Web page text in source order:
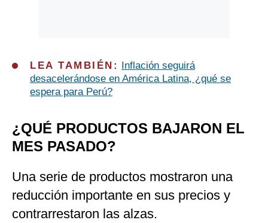
LEA TAMBIÉN:
Inflación seguirá
desacelerándose en América Latina, ¿qué se
espera para Perú?
¿QUÉ PRODUCTOS BAJARON EL
MES PASADO?
Una serie de productos mostraron una
reducción importante en sus precios y
contrarrestaron las alzas.